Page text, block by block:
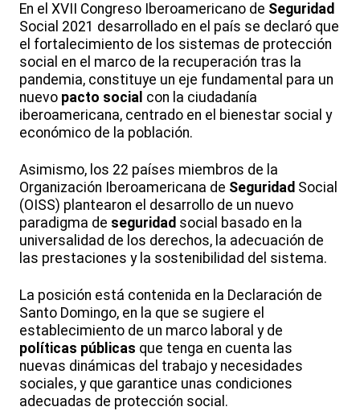
En el XVII Congreso Iberoamericano de Seguridad
Social 2021 desarrollado en el país se declaró que
el fortalecimiento de los sistemas de protección
social en el marco de la recuperación tras la
pandemia, constituye un eje fundamental para un
nuevo pacto social con la ciudadanía
iberoamericana, centrado en el bienestar social y
económico de la población.
Asimismo, los 22 países miembros de la
Organización Iberoamericana de Seguridad Social
(OISS) plantearon el desarrollo de un nuevo
paradigma de seguridad social basado en la
universalidad de los derechos, la adecuación de
las prestaciones y la sostenibilidad del sistema.
La posición está contenida en la Declaración de
Santo Domingo, en la que se sugiere el
establecimiento de un marco laboral y de
políticas públicas que tenga en cuenta las
nuevas dinámicas del trabajo y necesidades
sociales, y que garantice unas condiciones
adecuadas de protección social.